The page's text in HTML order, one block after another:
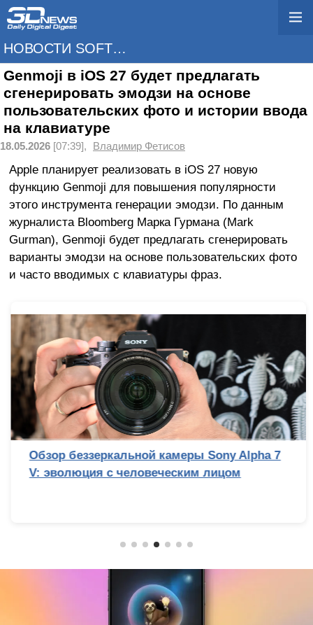
НОВОСТИ SOFTWARE
Genmoji в iOS 27 будет предлагать
сгенерировать эмодзи на основе
пользовательских фото и истории ввода
на клавиатуре
18.05.2026 [07:39], Владимир Фетисов
Apple планирует реализовать в iOS 27 новую
функцию Genmoji для повышения популярности
этого инструмента генерации эмодзи. По данным
журналиста Bloomberg Марка Гурмана (Mark
Gurman), Genmoji будет предлагать сгенерировать
варианты эмодзи на основе пользовательских фото
и часто вводимых с клавиатуры фраз.
Обзор беззеркальной камеры Sony Alpha 7
V: эволюция с человеческим лицом